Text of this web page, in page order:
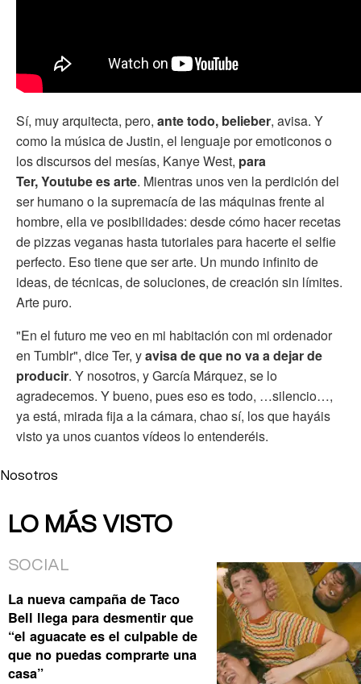
Sí, muy arquitecta, pero, ante todo, belieber, avisa. Y
como la música de Justin, el lenguaje por emoticonos o
los discursos del mesías, Kanye West, para
Ter, Youtube es arte. Mientras unos ven la perdición del
ser humano o la supremacía de las máquinas frente al
hombre, ella ve posibilidades: desde cómo hacer recetas
de pizzas veganas hasta tutoriales para hacerte el selfie
perfecto. Eso tiene que ser arte. Un mundo infinito de
ideas, de técnicas, de soluciones, de creación sin límites.
Arte puro.
"En el futuro me veo en mi habitación con mi ordenador
en Tumblr", dice Ter, yavisa de que no va a dejar de
producir. Y nosotros, y García Márquez, se lo
agradecemos. Y bueno, pues eso es todo, …silencio…,
ya está, mirada fija a la cámara, chao sí, los que hayáis
visto ya unos cuantos vídeos lo entenderéis.
Nosotros
LO MÁS VISTO
SOCIAL
La nueva campaña de Taco
Bell llega para desmentir que
“el aguacate es el culpable de
que no puedas comprarte una
casa”